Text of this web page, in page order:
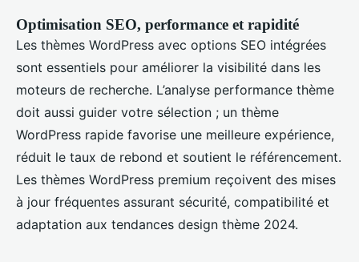
Optimisation SEO, performance et rapidité
Les thèmes WordPress avec options SEO intégrées
sont essentiels pour améliorer la visibilité dans les
moteurs de recherche. L’analyse performance thème
doit aussi guider votre sélection ; un thème
WordPress rapide favorise une meilleure expérience,
réduit le taux de rebond et soutient le référencement.
Les thèmes WordPress premium reçoivent des mises
à jour fréquentes assurant sécurité, compatibilité et
adaptation aux tendances design thème 2024.